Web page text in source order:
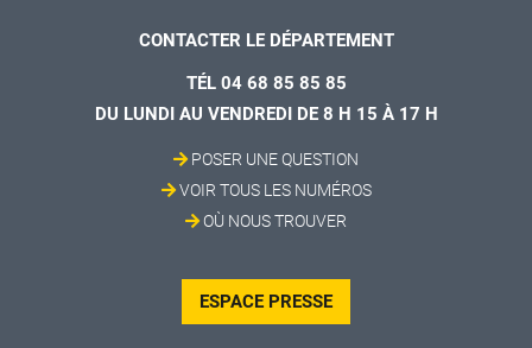
CONTACTER LE DÉPARTEMENT
TÉL 04 68 85 85 85
DU LUNDI AU VENDREDI DE 8 H 15 À 17 H
POSER UNE QUESTION
VOIR TOUS LES NUMÉROS
OÙ NOUS TROUVER
ESPACE PRESSE